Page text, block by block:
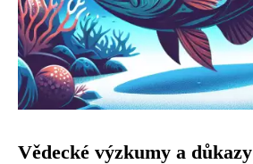
Vědecké výzkumy a důkazy